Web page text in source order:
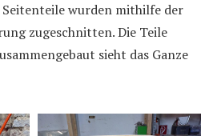
Seitenteile wurden mithilfe der
zugeschnitten. Die Teile
sieht das Ganze